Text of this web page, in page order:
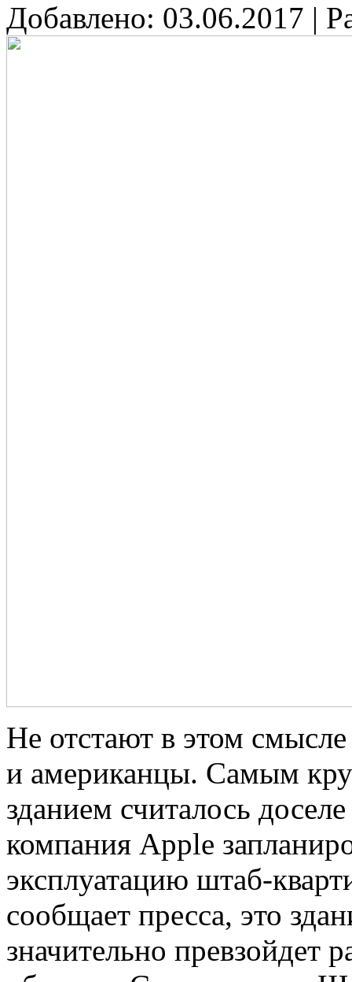
Добавлено: 03.06.2017 |
Не отстают в этом
и американцы. Самым
зданием считалось
компания Apple
эксплуатацию штаб-
сообщает пресса, это
значительно превзойдет